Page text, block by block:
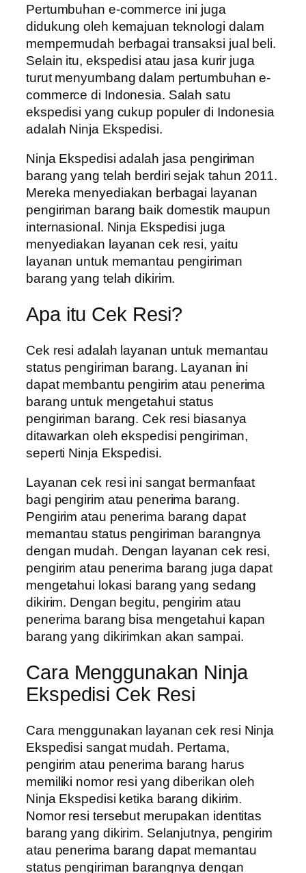
Pertumbuhan e-commerce ini juga
didukung oleh kemajuan teknologi dalam
mempermudah berbagai transaksi jual beli.
Selain itu, ekspedisi atau jasa kurir juga
turut menyumbang dalam pertumbuhan e-
commerce di Indonesia. Salah satu
ekspedisi yang cukup populer di Indonesia
adalah Ninja Ekspedisi.
Ninja Ekspedisi adalah jasa pengiriman
barang yang telah berdiri sejak tahun 2011.
Mereka menyediakan berbagai layanan
pengiriman barang baik domestik maupun
internasional. Ninja Ekspedisi juga
menyediakan layanan cek resi, yaitu
layanan untuk memantau pengiriman
barang yang telah dikirim.
Apa itu Cek Resi?
Cek resi adalah layanan untuk memantau
status pengiriman barang. Layanan ini
dapat membantu pengirim atau penerima
barang untuk mengetahui status
pengiriman barang. Cek resi biasanya
ditawarkan oleh ekspedisi pengiriman,
seperti Ninja Ekspedisi.
Layanan cek resi ini sangat bermanfaat
bagi pengirim atau penerima barang.
Pengirim atau penerima barang dapat
memantau status pengiriman barangnya
dengan mudah. Dengan layanan cek resi,
pengirim atau penerima barang juga dapat
mengetahui lokasi barang yang sedang
dikirim. Dengan begitu, pengirim atau
penerima barang bisa mengetahui kapan
barang yang dikirimkan akan sampai.
Cara Menggunakan Ninja
Ekspedisi Cek Resi
Cara menggunakan layanan cek resi Ninja
Ekspedisi sangat mudah. Pertama,
pengirim atau penerima barang harus
memiliki nomor resi yang diberikan oleh
Ninja Ekspedisi ketika barang dikirim.
Nomor resi tersebut merupakan identitas
barang yang dikirim. Selanjutnya, pengirim
atau penerima barang dapat memantau
status pengiriman barangnya dengan